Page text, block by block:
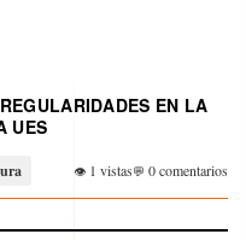
EN LA
UES
1 vistas 0 comentarios